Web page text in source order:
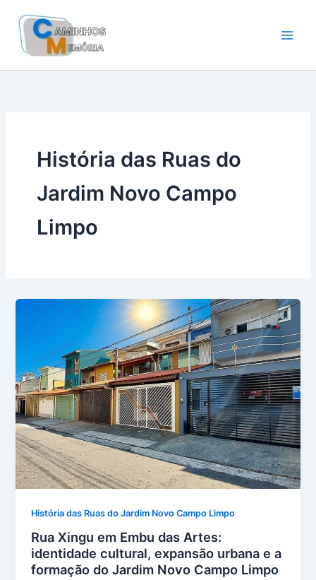
para
conteúdo
História das Ruas do
Jardim Novo Campo
Limpo
História das Ruas do Jardim Novo Campo Limpo
Rua Xingu em Embu das Artes:
identidade cultural, expansão urbana e a
formação do Jardim Novo Campo Limpo